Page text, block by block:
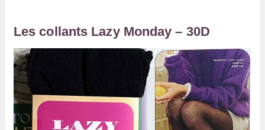
Les collants Lazy Monday – 30D